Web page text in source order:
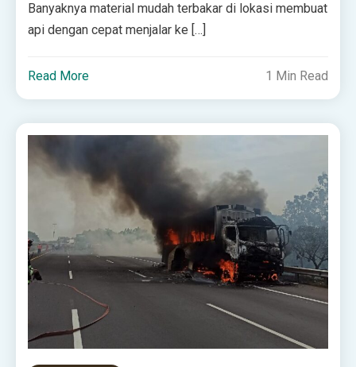
Banyaknya material mudah terbakar di lokasi membuat
api dengan cepat menjalar ke […]
Read More 1 Min Read